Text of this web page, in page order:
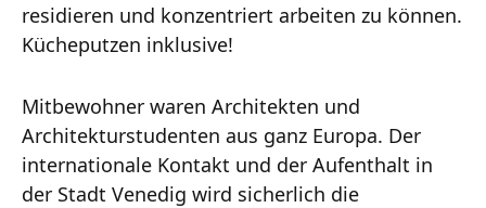
residieren und konzentriert arbeiten zu können.
Kücheputzen inklusive!
Mitbewohner waren Architekten und
Architekturstudenten aus ganz Europa. Der
internationale Kontakt und der Aufenthalt in
der Stadt Venedig wird sicherlich die